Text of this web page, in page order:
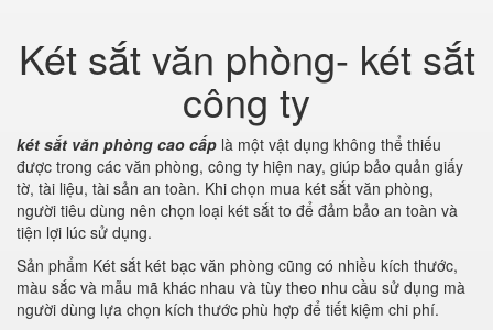
Két sắt văn phòng- két sắt
công ty
két sắt văn phòng cao cấp là một vật dụng không thể thiếu
được trong các văn phòng, công ty hiện nay, giúp bảo quản giấy
tờ, tài liệu, tài sản an toàn. Khi chọn mua két sắt văn phòng,
người tiêu dùng nên chọn loại két sắt to để đảm bảo an toàn và
tiện lợi lúc sử dụng.
Sản phẩm Két sắt két bạc văn phòng cũng có nhiều kích thước,
màu sắc và mẫu mã khác nhau và tùy theo nhu cầu sử dụng mà
người dùng lựa chọn kích thước phù hợp để tiết kiệm chi phí.